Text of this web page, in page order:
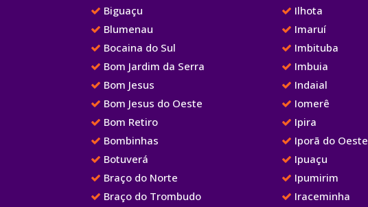
Biguaçu
Blumenau
Bocaina do Sul
Bom Jardim da Serra
Bom Jesus
Bom Jesus do Oeste
Bom Retiro
Bombinhas
Botuverá
Braço do Norte
Braço do Trombudo
Ilhota
Imaruí
Imbituba
Imbuia
Indaial
Iomerê
Ipira
Iporã do Oeste
Ipuaçu
Ipumirim
Iraceminha